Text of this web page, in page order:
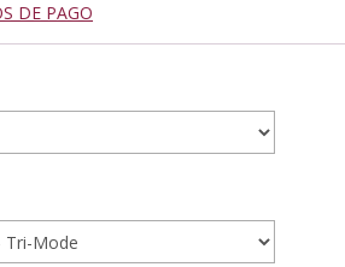
DE PAGO